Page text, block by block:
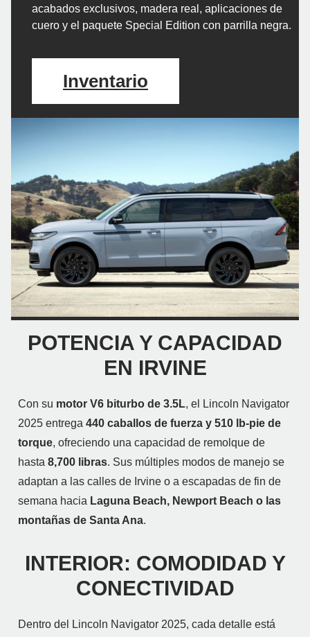
acabados exclusivos, madera real, aplicaciones de
cuero y el paquete Special Edition con parrilla negra.
Inventario
POTENCIA Y CAPACIDAD
EN IRVINE
Con su motor V6 biturbo de 3.5L, el Lincoln Navigator
2025 entrega 440 caballos de fuerza y 510 lb-pie de
torque, ofreciendo una capacidad de remolque de
hasta 8,700 libras. Sus múltiples modos de manejo se
adaptan a las calles de Irvine o a escapadas de fin de
semana hacia Laguna Beach, Newport Beach o las
montañas de Santa Ana.
INTERIOR: COMODIDAD Y
CONECTIVIDAD
Dentro del Lincoln Navigator 2025, cada detalle está